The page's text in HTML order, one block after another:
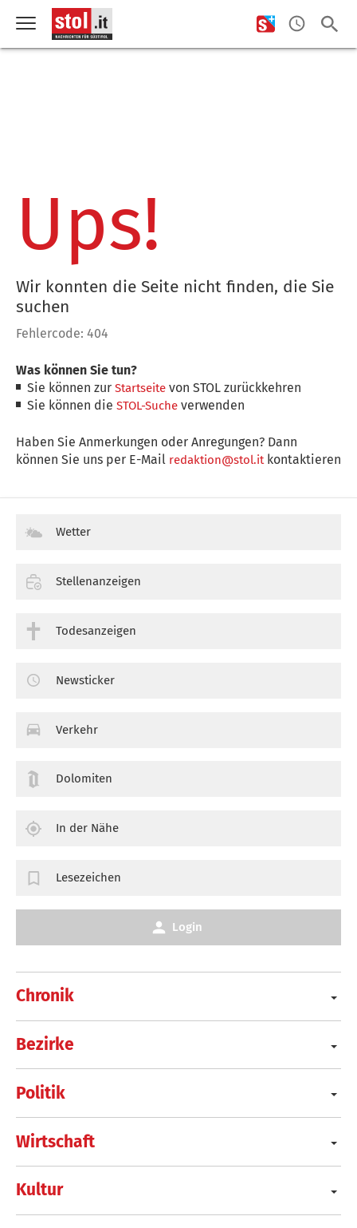
Ups!
Wir konnten die Seite nicht finden, die Sie
suchen
Fehlercode: 404
Was können Sie tun?
Sie können zurStartseite von STOL zurückkehren
Sie können dieSTOL-Suche verwenden
Haben Sie Anmerkungen oder Anregungen? Dann
können Sie uns per E-Mail redaktion@stol.itkontaktieren
Chronik
Bezirke
Politik
Wirtschaft
Kultur
Wetter
Stellenanzeigen
Todesanzeigen
Newsticker
Verkehr
Dolomiten
In der Nähe
Lesezeichen
Login